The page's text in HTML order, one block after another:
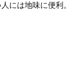
には地味に便利。